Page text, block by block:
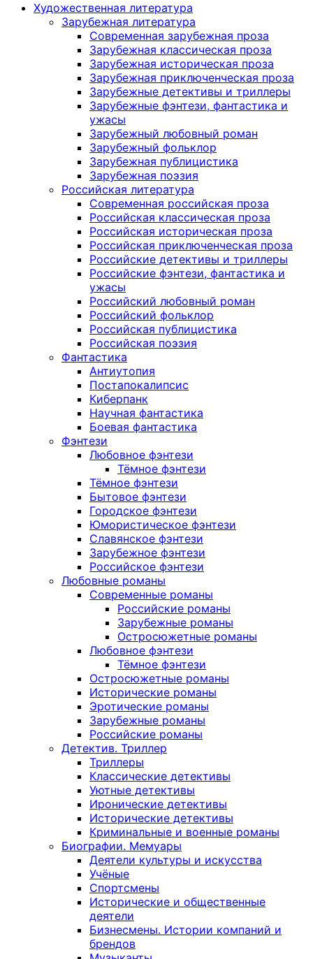
Художественная литература
Зарубежная литература
Современная зарубежная проза
Зарубежная классическая проза
Зарубежная историческая проза
Зарубежная приключенческая проза
Зарубежные детективы и триллеры
Зарубежные фэнтези, фантастика и
ужасы
Зарубежный любовный роман
Зарубежный фольклор
Зарубежная публицистика
Зарубежная поэзия
Российская литература
Современная российская проза
Российская классическая проза
Российская историческая проза
Российская приключенческая проза
Российские детективы и триллеры
Российские фэнтези, фантастика и
ужасы
Российский любовный роман
Российский фольклор
Российская публицистика
Российская поэзия
Фантастика
Антиутопия
Постапокалипсис
Киберпанк
Научная фантастика
Боевая фантастика
Фэнтези
Любовное фэнтези
Тёмное фэнтези
Тёмное фэнтези
Бытовое фэнтези
Городское фэнтези
Юмористическое фэнтези
Славянское фэнтези
Зарубежное фэнтези
Российское фэнтези
Любовные романы
Современные романы
Российские романы
Зарубежные романы
Остросюжетные романы
Любовное фэнтези
Тёмное фэнтези
Остросюжетные романы
Исторические романы
Эротические романы
Зарубежные романы
Российские романы
Детектив. Триллер
Триллеры
Классические детективы
Уютные детективы
Иронические детективы
Исторические детективы
Криминальные и военные романы
Биографии. Мемуары
Деятели культуры и искусства
Учёные
Спортсмены
Исторические и общественные
деятели
Бизнесмены. Истории компаний и
брендов